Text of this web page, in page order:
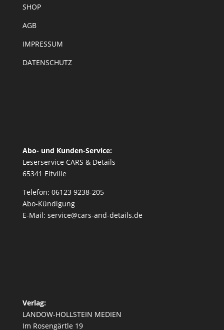
SHOP
AGB
IMPRESSUM
DATENSCHUTZ
Abo- und Kunden-Service:
Leserservice CARS & Details
65341 Eltville
Telefon: 06123 9238-205
Abo-Kündigung
E-Mail: service@cars-and-details.de
Verlag:
LANDOW-HOLLSTEIN MEDIEN
Im Rosengärtle 19